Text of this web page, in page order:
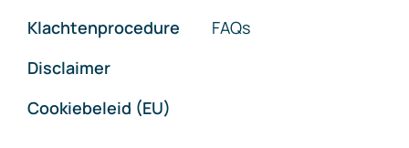
Klachtenprocedure
Disclaimer
Cookiebeleid (EU)
FAQs